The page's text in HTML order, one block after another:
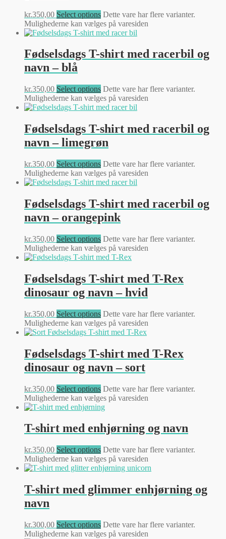
kr.350,00 Select options Dette vare har flere varianter.
Mulighederne kan vælges på varesiden
Fødselsdags T-shirt med racerbil og
navn – blå
kr.350,00 Select options Dette vare har flere varianter.
Mulighederne kan vælges på varesiden
Fødselsdags T-shirt med racerbil og
navn – limegrøn
kr.350,00 Select options Dette vare har flere varianter.
Mulighederne kan vælges på varesiden
Fødselsdags T-shirt med racerbil og
navn – orangepink
kr.350,00 Select options Dette vare har flere varianter.
Mulighederne kan vælges på varesiden
Fødselsdags T-shirt med T-Rex
dinosaur og navn – hvid
kr.350,00 Select options Dette vare har flere varianter.
Mulighederne kan vælges på varesiden
Fødselsdags T-shirt med T-Rex
dinosaur og navn – sort
kr.350,00 Select options Dette vare har flere varianter.
Mulighederne kan vælges på varesiden
T-shirt med enhjørning og navn
kr.350,00 Select options Dette vare har flere varianter.
Mulighederne kan vælges på varesiden
T-shirt med glimmer enhjørning og
navn
kr.300,00 Select options Dette vare har flere varianter.
Mulighederne kan vælges på varesiden